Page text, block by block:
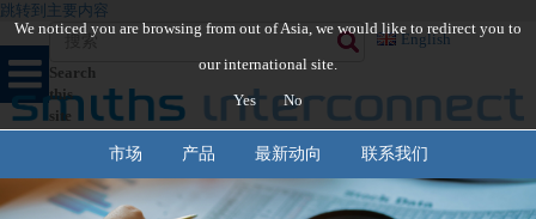
We noticed you are browsing from out of Asia, we would like to redirect you to
our international site.
Yes
No
跳转到主要内容
Search
this
site
English
市场 产品 最新动向 联系我们